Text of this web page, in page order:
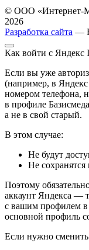
© ООО «Интернет-
2026
Разработка сайта —
Как войти с Яндекс
Если вы уже
(например, в
номером телефона,
в профиле
а не в свой старый.
В этом случае:
Не будут
Не
Поэтому
аккаунт Яндекса —
с вашим профилем в
основной профиль
Если нужно сменить